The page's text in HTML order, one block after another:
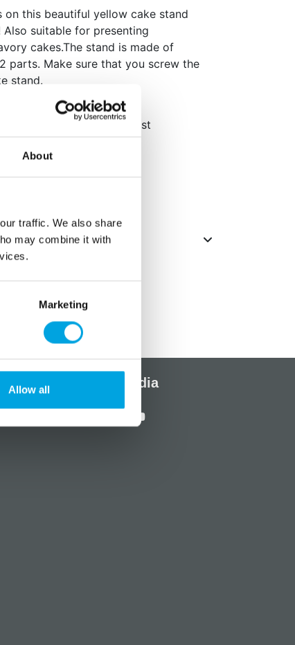
About
traffic. We also share
may combine it with
Marketing
Allow all
on this beautiful yellow cake stand
suitable for presenting
cakes.The stand is made of
parts. Make sure that you screw the
stand.
parts that are easy to twist
Sosiaalinen media